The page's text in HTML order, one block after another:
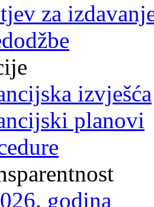
za
izvješća
planovi
godina